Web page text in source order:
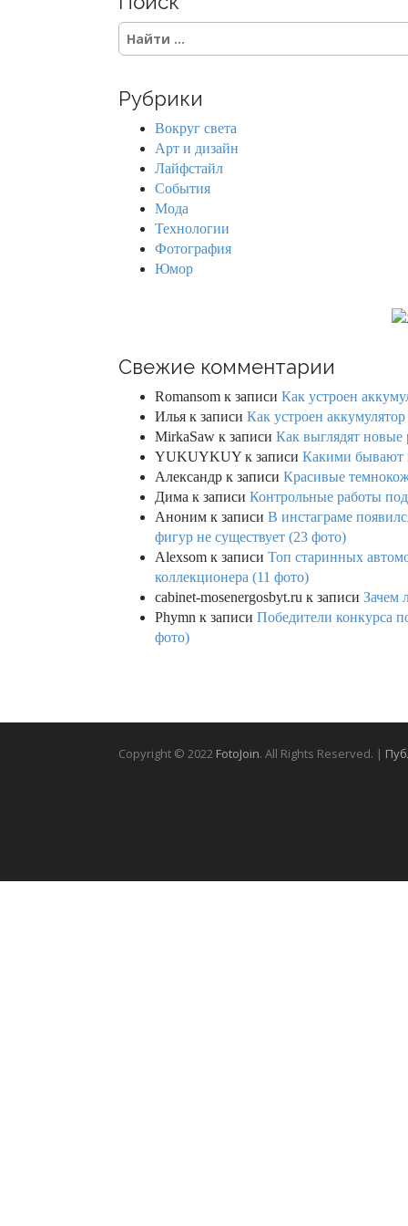
S
e
c
Рубрики
Вокруг света
Арт и дизайн
Лайфстайл
События
Мода
Технологии
Фотография
Юмор
Свежие комментарии
Romansom к записи Как устроен
Илья к записи Как устроен
MirkaSaw к записи Как выглядят новые
YUKUYKUY к записи Какими бывают
Александр к записи Красивые
Дима к записи Контрольные работы
Аноним к записи В инстаграме
фигур не существует (23 фото)
Alexsom к записи Топ старинных
коллекционера (11 фото)
cabinet-mosenergosbyt.ru к записи Зачем
Phymn к записи Победители конкурса
фото)
Copyright © 2022 FotoJoin. All Rights Reserved. |